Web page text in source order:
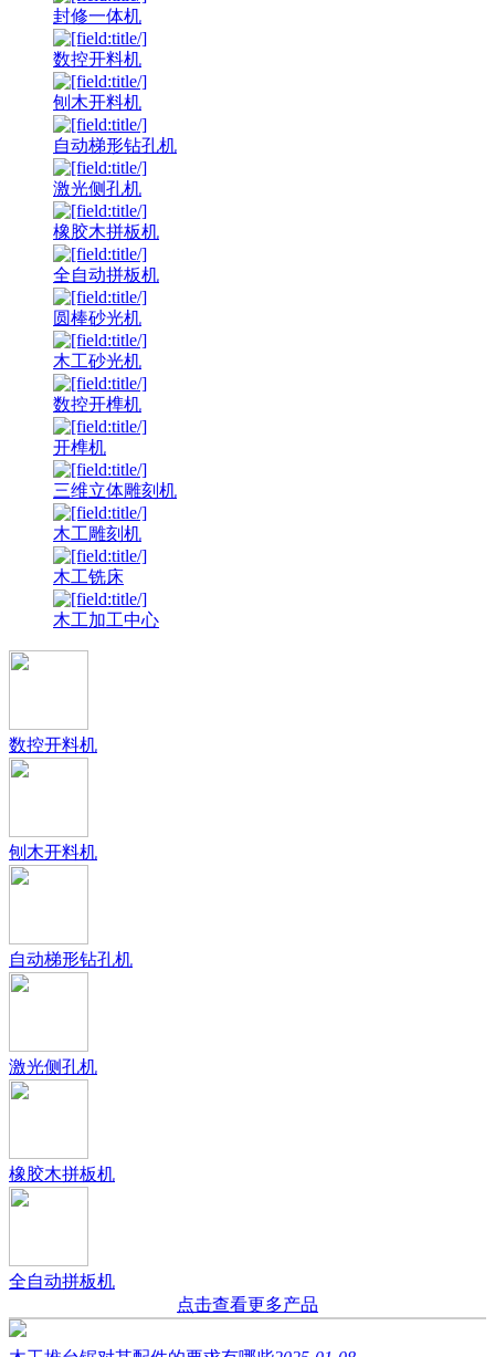
封修一体机
数控开料机
刨木开料机
自动梯形钻孔机
激光侧孔机
橡胶木拼板机
全自动拼板机
圆棒砂光机
木工砂光机
数控开榫机
开榫机
三维立体雕刻机
木工雕刻机
木工铣床
木工加工中心
数控开料机
刨木开料机
自动梯形钻孔机
激光侧孔机
橡胶木拼板机
全自动拼板机
点击查看更多产品